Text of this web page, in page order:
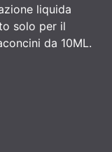
liquida
solo per il
da 10ML.